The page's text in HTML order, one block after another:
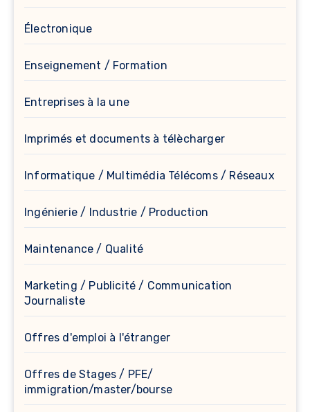
Électronique
Enseignement / Formation
Entreprises à la une
Imprimés et documents à télècharger
Informatique / Multimédia Télécoms / Réseaux
Ingénierie / Industrie / Production
Maintenance / Qualité
Marketing / Publicité / Communication
Journaliste
Offres d'emploi à l'étranger
Offres de Stages / PFE/
immigration/master/bourse